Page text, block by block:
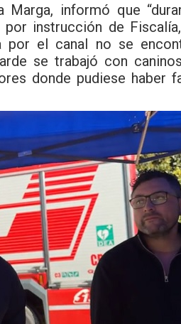
informó que
por instrucción de
por el canal no se
se trabajó con
donde pudiese haber